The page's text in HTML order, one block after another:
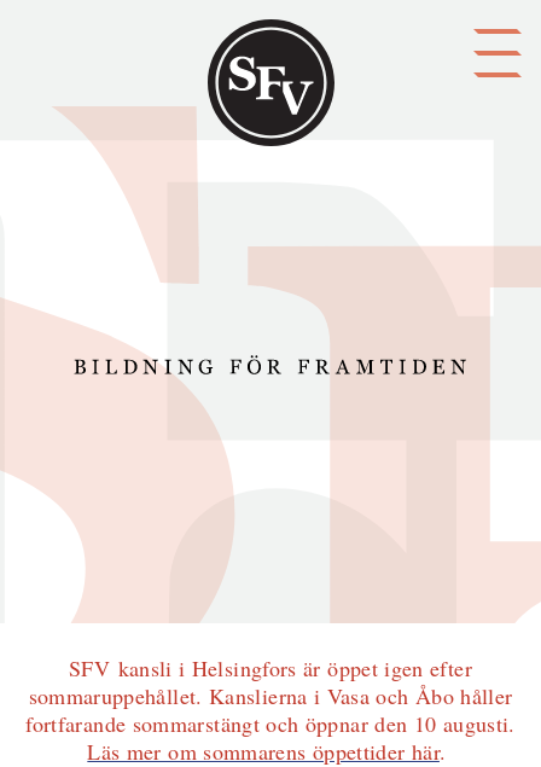
SFV kansli i Helsingfors är öppet igen efter
sommaruppehållet. Kanslierna i Vasa och Åbo håller
fortfarande sommarstängt och öppnar den 10 augusti.
Läs mer om sommarens öppettider här.